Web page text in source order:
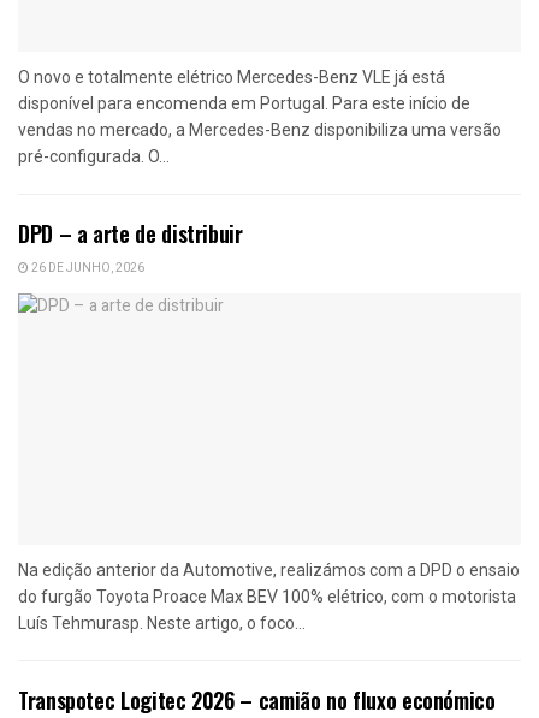
O novo e totalmente elétrico Mercedes-Benz VLE já está
disponível para encomenda em Portugal. Para este início de
vendas no mercado, a Mercedes-Benz disponibiliza uma versão
pré-configurada. O...
DPD – a arte de distribuir
26 DE JUNHO, 2026
Na edição anterior da Automotive, realizámos com a DPD o ensaio
do furgão Toyota Proace Max BEV 100% elétrico, com o motorista
Luís Tehmurasp. Neste artigo, o foco...
Transpotec Logitec 2026 – camião no fluxo económico